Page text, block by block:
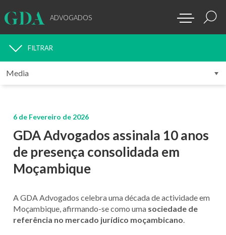
ADVOGADOS
MEDIA
FILTRAR
6 de Fevereiro de 2026
GDA Advogados assinala 10 anos
de presença consolidada em
Moçambique
A GDA Advogados celebra uma década de actividade em
Moçambique, afirmando-se como uma sociedade de
referência no mercado jurídico moçambicano